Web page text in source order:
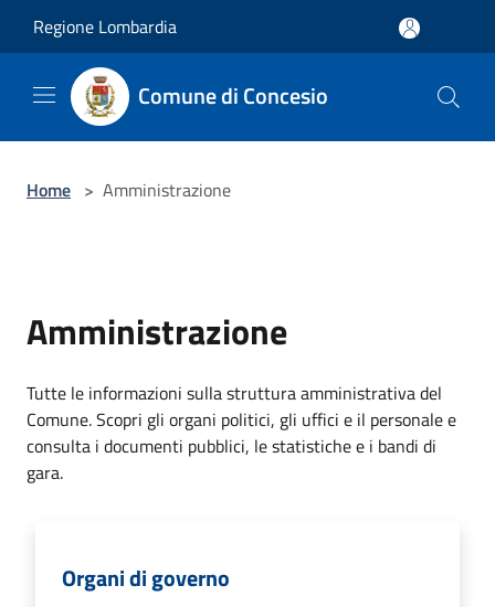
Regione Lombardia
Comune di Concesio
Home > Amministrazione
Amministrazione
Tutte le informazioni sulla struttura amministrativa del
Comune. Scopri gli organi politici, gli uffici e il personale e
consulta i documenti pubblici, le statistiche e i bandi di
gara.
Organi di governo